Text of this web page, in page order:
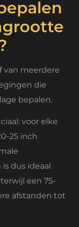
van meerdere
die
bepalen.
voor elke
25 inch
dus ideaal
een 75-
afstanden tot